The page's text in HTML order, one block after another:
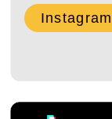
Instagram